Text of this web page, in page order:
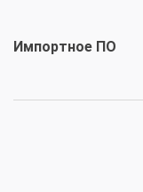
Импортное ПО